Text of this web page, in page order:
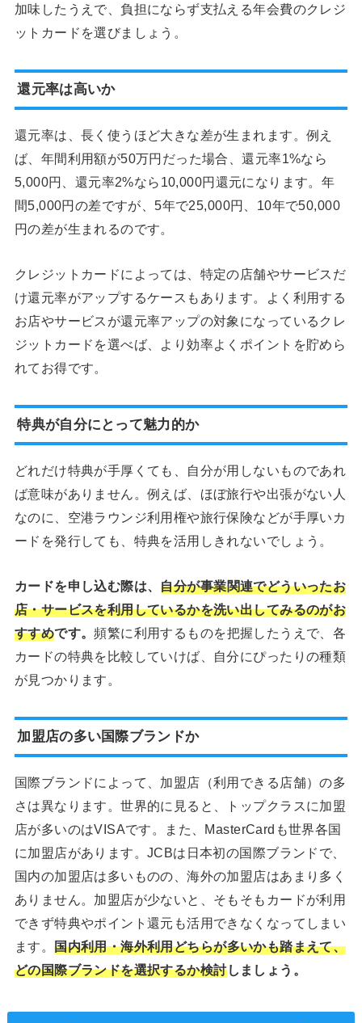
加味したうえで、負担にならず支払える年会費のクレジ
ットカードを選びましょう。
還元率は高いか
還元率は、長く使うほど大きな差が生まれます。例え
ば、年間利用額が50万円だった場合、還元率1%なら
5,000円、還元率2%なら10,000円還元になります。年
間5,000円の差ですが、5年で25,000円、10年で50,000
円の差が生まれるのです。
クレジットカードによっては、特定の店舗やサービスだ
け還元率がアップするケースもあります。よく利用する
お店やサービスが還元率アップの対象になっているクレ
ジットカードを選べば、より効率よくポイントを貯めら
れてお得です。
特典が自分にとって魅力的か
どれだけ特典が手厚くても、自分が用しないものであれ
ば意味がありません。例えば、ほぼ旅行や出張がない人
なのに、空港ラウンジ利用権や旅行保険などが手厚いカ
ードを発行しても、特典を活用しきれないでしょう。
カードを申し込む際は、 自分が事業関連でどういったお
店・サービスを利用しているかを洗い出してみるのがお
すすめです。頻繁に利用するものを把握したうえで、各
カードの特典を比較していけば、自分にぴったりの種類
が見つかります。
加盟店の多い国際ブランドか
国際ブランドによって、加盟店（利用できる店舗）の多
さは異なります。世界的に見ると、トップクラスに加盟
店が多いのはVISAです。また、MasterCardも世界各国
に加盟店があります。JCBは日本初の国際ブランドで、
国内の加盟店は多いものの、海外の加盟店はあまり多く
ありません。加盟店が少ないと、そもそもカードが利用
できず特典やポイント還元も活用できなくなってしまい
ます。国内利用・海外利用どちらが多いかも踏まえて、
どの国際ブランドを選択するか検討しましょう。